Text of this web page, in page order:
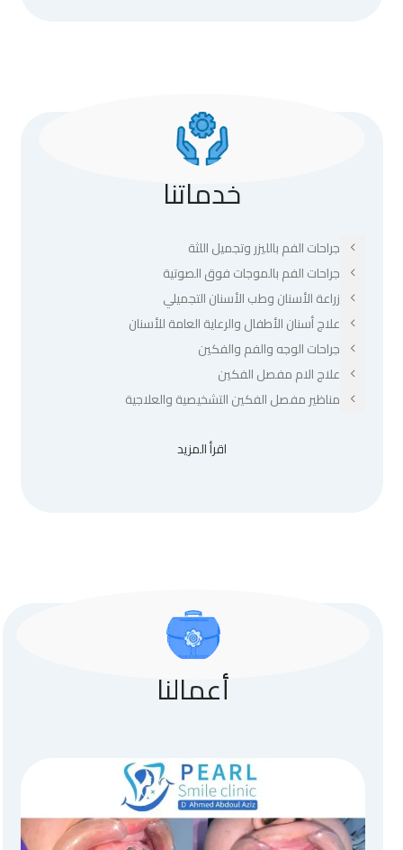
خدماتنا
جراحات الفم بالليزر وتجميل اللثة
جراحات الفم بالموجات فوق الصوتية
زراعة الأسنان وطب الأسنان التجميلي
علاج أسنان الأطفال والرعاية العامة للأسنان
جراحات الوجه والفم والفكين
علاج الام مفصل الفكين
مناظير مفصل الفكين التشخيصية والعلاجية
اقرأ المزيد
أعمالنا